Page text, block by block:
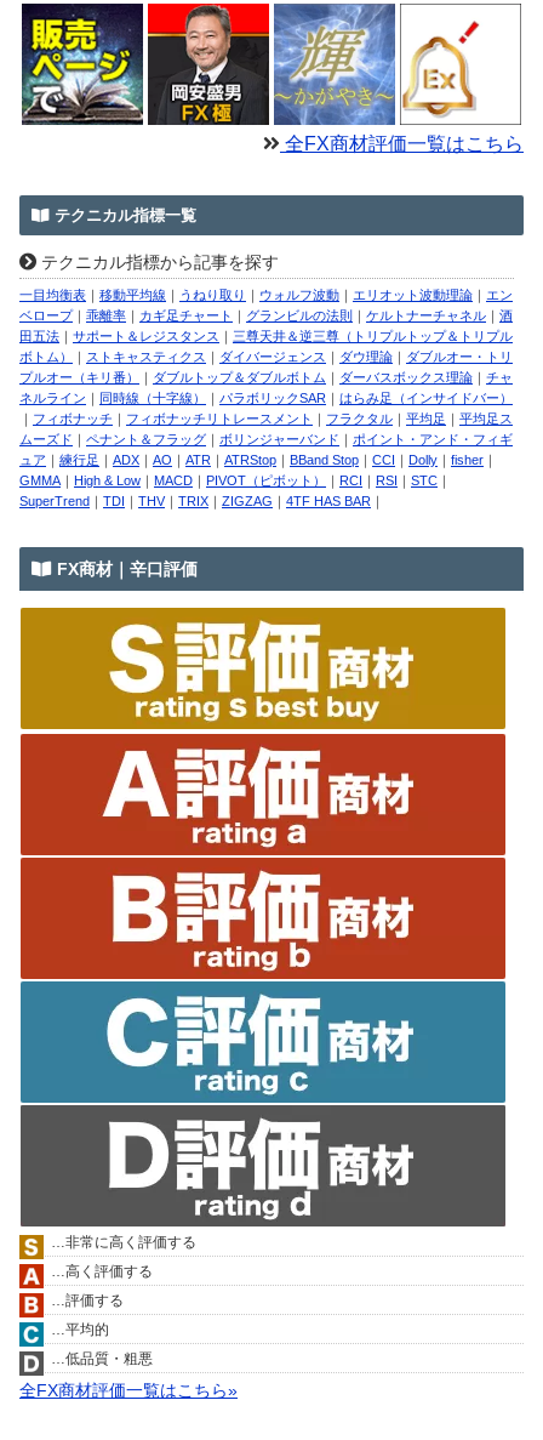
全FX商材評価一覧はこちら
テクニカル指標一覧
テクニカル指標から記事を探す
一目均衡表 ｜ 移動平均線 ｜ うねり取り ｜ ウォルフ波動 ｜ エリオット波動理論 ｜ エン
ベロープ｜ 乖離率 ｜ カギ足チャート ｜ グランビルの法則 ｜ ケルトナーチャネル ｜ 酒
田五法 ｜ サポート＆レジスタンス ｜ 三尊天井＆逆三尊（トリプルトップ＆トリプル
ボトム）
｜ ストキャスティクス ｜ ダイバージェンス ｜ ダウ理論 ｜ ダブルオー・トリ
プルオー（キリ番）
｜ ダブルトップ＆ダブルボトム ｜ ダーバスボックス理論 ｜ チャ
ネルライン ｜ 同時線（十字線） ｜ パラボリックSAR ｜ はらみ足（インサイドバー）
｜ フィボナッチ ｜ フィボナッチリトレースメント ｜ フラクタル ｜ 平均足 ｜ 平均足ス
ムーズド ｜ ペナント＆フラッグ ｜ ボリンジャーバンド ｜ ポイント・アンド・フィギ
ュア ｜ 練行足 ｜ ADX ｜ AO ｜ ATR ｜ ATRStop ｜ BBand Stop ｜ CCI ｜ Dolly ｜ fisher ｜
GMMA ｜ High & Low ｜ MACD ｜ PIVOT（ピボット） ｜ RCI ｜ RSI ｜ STC ｜
SuperTrend ｜ TDI ｜ THV｜ TRIX ｜ ZIGZAG ｜ 4TF HAS BAR ｜
FX商材｜辛口評価
…非常に高く評価する
…高く評価する
…評価する
…平均的
…低品質・粗悪
全FX商材評価一覧はこちら»